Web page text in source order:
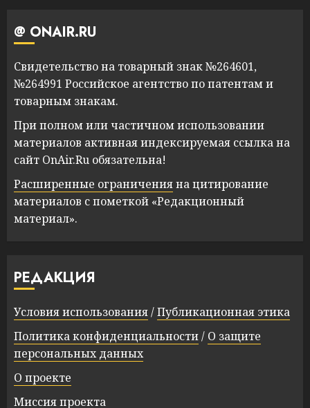
@ ONAIR.RU
Свидетельство на товарный знак №264601,
№264991 Российское агентство по патентам и
товарным знакам.
При полном или частичном использовании
материалов активная индексируемая ссылка на
сайт OnAir.Ru обязательна!
Расширенные ограниченияна цитирование
материалов с пометкой «Редакционный
материал».
РЕДАКЦИЯ
Условия использования/Публикационная этика
Политика конфиденциальности/ О защите
персональных данных
О проекте
Миссия проекта